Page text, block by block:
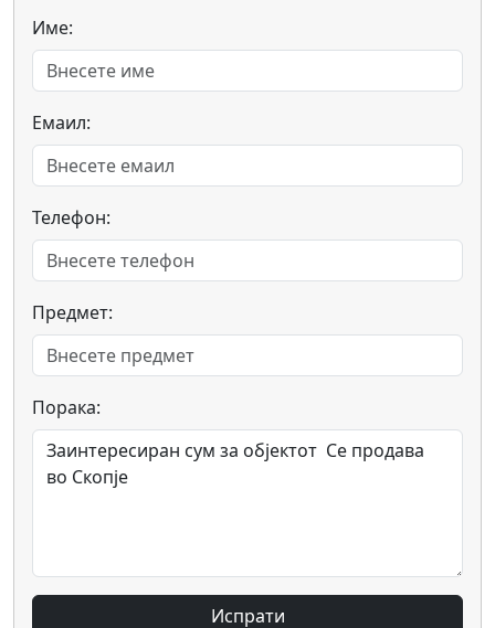
Име:
Емаил:
Телефон:
Предмет:
Порака:
Испрати